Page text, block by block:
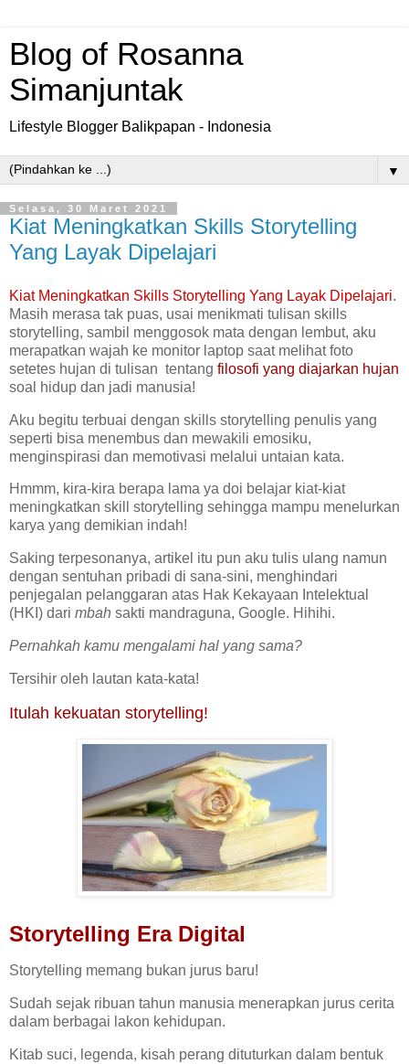
Blog of Rosanna
Simanjuntak
Lifestyle Blogger Balikpapan - Indonesia
▼
Selasa, 30 Maret 2021
Kiat Meningkatkan Skills Storytelling
Yang Layak Dipelajari
Kiat Meningkatkan Skills Storytelling Yang Layak Dipelajari.
Masih merasa tak puas, usai menikmati tulisan skills
storytelling, sambil menggosok mata dengan lembut, aku
merapatkan wajah ke monitor laptop saat melihat foto
setetes hujan di tulisan tentang filosofi yang diajarkan hujan
soal hidup dan jadi manusia!
Aku begitu terbuai dengan skills storytelling penulis yang
seperti bisa menembus dan mewakili emosiku,
menginspirasi dan memotivasi melalui untaian kata.
Hmmm, kira-kira berapa lama ya doi belajar kiat-kiat
meningkatkan skill storytelling sehingga mampu menelurkan
karya yang demikian indah!
Saking terpesonanya, artikel itu pun aku tulis ulang namun
dengan sentuhan pribadi di sana-sini, menghindari
penjegalan pelanggaran atas Hak Kekayaan Intelektual
(HKI) dari mbah sakti mandraguna, Google. Hihihi.
Pernahkah kamu mengalami hal yang sama?
Tersihir oleh lautan kata-kata!
Itulah kekuatan storytelling!
Storytelling Era Digital
Storytelling memang bukan jurus baru!
Sudah sejak ribuan tahun manusia menerapkan jurus cerita
dalam berbagai lakon kehidupan.
Kitab suci, legenda, kisah perang dituturkan dalam bentuk